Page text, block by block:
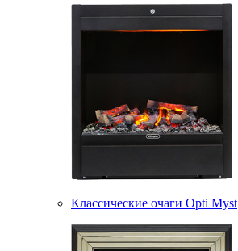
Классические очаги Opti Myst